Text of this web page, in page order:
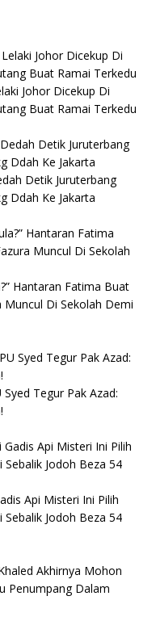
Johor Dicekup Di
Buat Ramai Terkedu
Detik Juruterbang
Ddah Ke Jakarta
Hantaran Fatima Buat
Di Sekolah Demi
Tegur Pak Azad:
Api Misteri Ini Pilih
Jodoh Beza 54